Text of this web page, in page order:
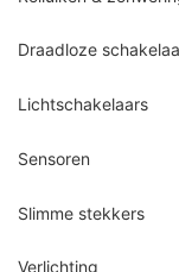
Draadloze
Lichtschakelaars
Sensoren
Slimme stekkers
Verlichting